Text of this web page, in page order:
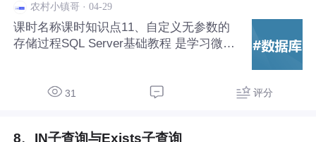
农村小镇哥 · 04-29
课时名称课时知识点11、自定义无参数的
存储过程SQL Server基础教程‌ 是学习微软
握数据存储、查询与管理的核心技能。
31 评分
8、IN子查询与Exists子查询